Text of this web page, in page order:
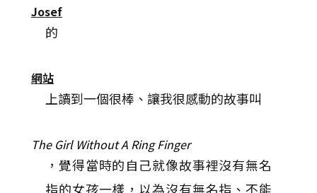
Josef
的
網站
上讀到一個很棒、讓我很感動的故事叫
The Girl Without A Ring Finger
，覺得當時的自己就像故事裡沒有無名
指的女孩一樣，以為沒有無名指、不能